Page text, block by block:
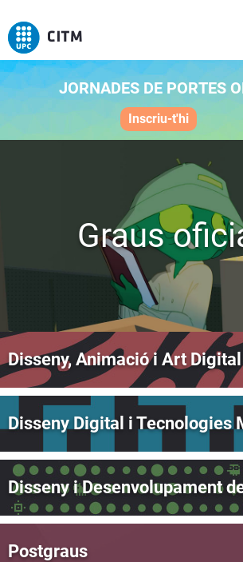
JORNADES DE PORTES
Inscriu-t'hi
Graus
Disseny, Animació i Art Digital
Disseny Digital i Tecnologies
Disseny i Desenvolupament
Postgraus